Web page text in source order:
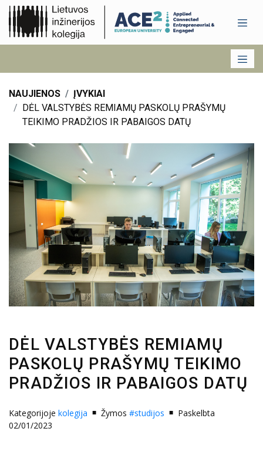
NAUJIENOS
ĮVYKIAI
DĖL VALSTYBĖS REMIAMŲ PASKOLŲ PRAŠYMŲ
TEIKIMO PRADŽIOS IR PABAIGOS DATŲ
DĖL VALSTYBĖS REMIAMŲ
PASKOLŲ PRAŠYMŲ TEIKIMO
PRADŽIOS IR PABAIGOS DATŲ
Kategorijoje kolegija Žymos #studijos
Paskelbta
02/01/2023